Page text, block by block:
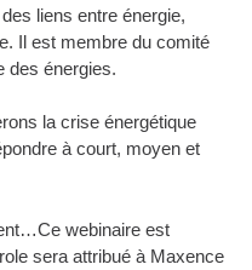
liens entre énergie,
Il est membre du comité
des énergies.
la crise énergétique
à court, moyen et
webinaire est
sera attribué à Maxence